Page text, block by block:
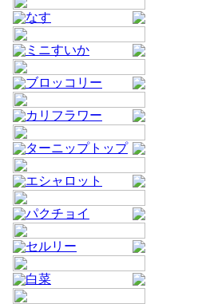
なす
ミニすいか
ブロッコリー
カリフラワー
ターニップトップ
エシャロット
パクチョイ
セルリー
白菜